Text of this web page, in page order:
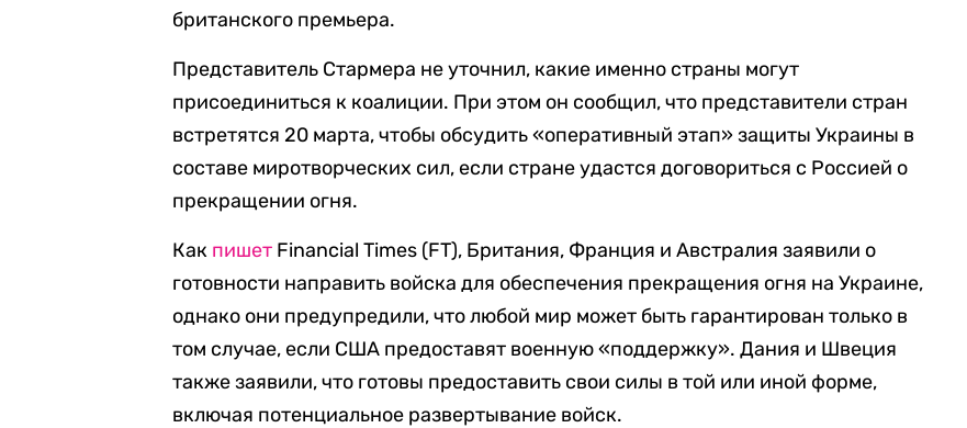
британского премьера.
Представитель Стармера не уточнил, какие именно страны могут
присоединиться к коалиции. При этом он сообщил, что представители стран
встретятся 20 марта, чтобы обсудить «оперативный этап» защиты Украины в
составе миротворческих сил, если стране удастся договориться с Россией о
прекращении огня.
Как пишет Financial Times (FT), Британия, Франция и Австралия заявили о
готовности направить войска для обеспечения прекращения огня на Украине,
однако они предупредили, что любой мир может быть гарантирован только в
том случае, если США предоставят военную «поддержку». Дания и Швеция
также заявили, что готовы предоставить свои силы в той или иной форме,
включая потенциальное развертывание войск.